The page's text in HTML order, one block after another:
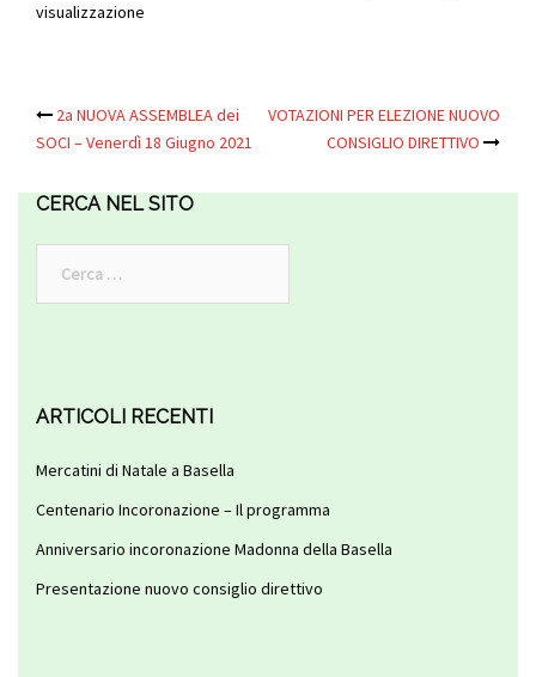
visualizzazione
Navigazione
articolo
2a NUOVA ASSEMBLEA dei
SOCI – Venerdì 18 Giugno 2021
VOTAZIONI PER ELEZIONE NUOVO
CONSIGLIO DIRETTIVO
CERCA NEL SITO
per:
ARTICOLI RECENTI
Mercatini di Natale a Basella
Centenario Incoronazione – Il programma
Anniversario incoronazione Madonna della Basella
Presentazione nuovo consiglio direttivo